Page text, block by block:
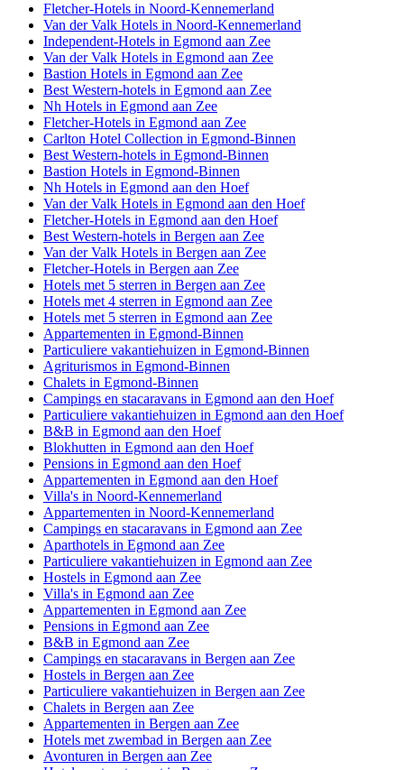
Fletcher-Hotels in Noord-Kennemerland
Van der Valk Hotels in Noord-Kennemerland
Independent-Hotels in Egmond aan Zee
Van der Valk Hotels in Egmond aan Zee
Bastion Hotels in Egmond aan Zee
Best Western-hotels in Egmond aan Zee
Nh Hotels in Egmond aan Zee
Fletcher-Hotels in Egmond aan Zee
Carlton Hotel Collection in Egmond-Binnen
Best Western-hotels in Egmond-Binnen
Bastion Hotels in Egmond-Binnen
Nh Hotels in Egmond aan den Hoef
Van der Valk Hotels in Egmond aan den Hoef
Fletcher-Hotels in Egmond aan den Hoef
Best Western-hotels in Bergen aan Zee
Van der Valk Hotels in Bergen aan Zee
Fletcher-Hotels in Bergen aan Zee
Hotels met 5 sterren in Bergen aan Zee
Hotels met 4 sterren in Egmond aan Zee
Hotels met 5 sterren in Egmond aan Zee
Appartementen in Egmond-Binnen
Particuliere vakantiehuizen in Egmond-Binnen
Agriturismos in Egmond-Binnen
Chalets in Egmond-Binnen
Campings en stacaravans in Egmond aan den Hoef
Particuliere vakantiehuizen in Egmond aan den Hoef
B&B in Egmond aan den Hoef
Blokhutten in Egmond aan den Hoef
Pensions in Egmond aan den Hoef
Appartementen in Egmond aan den Hoef
Villa's in Noord-Kennemerland
Appartementen in Noord-Kennemerland
Campings en stacaravans in Egmond aan Zee
Aparthotels in Egmond aan Zee
Particuliere vakantiehuizen in Egmond aan Zee
Hostels in Egmond aan Zee
Villa's in Egmond aan Zee
Appartementen in Egmond aan Zee
Pensions in Egmond aan Zee
B&B in Egmond aan Zee
Campings en stacaravans in Bergen aan Zee
Hostels in Bergen aan Zee
Particuliere vakantiehuizen in Bergen aan Zee
Chalets in Bergen aan Zee
Appartementen in Bergen aan Zee
Hotels met zwembad in Bergen aan Zee
Avonturen in Bergen aan Zee